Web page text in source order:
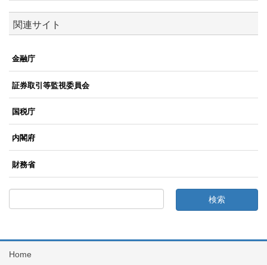
関連サイト
金融庁
証券取引等監視委員会
国税庁
内閣府
財務省
Home